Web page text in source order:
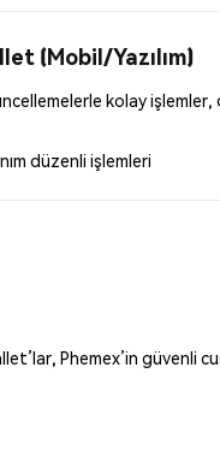
(Mobil/Yazılım)
kolay işlemler,
düzenli işlemleri
Phemex’in güvenli